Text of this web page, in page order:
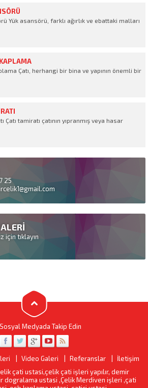
Yük asansörü, farklı ağırlık ve ebattaki malları
Çatı, herhangi bir bina ve yapının önemli bir
Çatı tamiratı çatının yıpranmış veya hasar
25
için tıklayın
Medyada Takip Edin
Video Galeri Referanslar
İletişim
çati ustasi,çelik çati işleri yapılır, demir
dogralama ustasi ,Çelik Merdiven işleri ,çati